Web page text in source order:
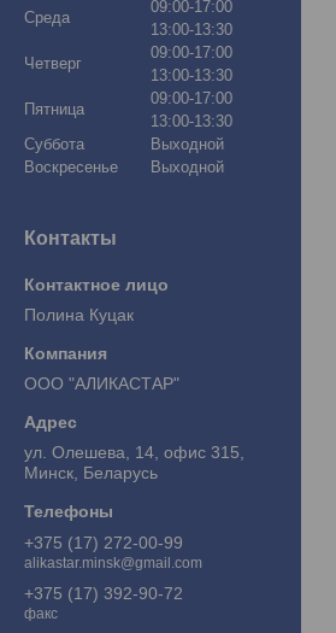
Среда
09:00-17:00
13:00-13:30
Четверг
09:00-17:00
13:00-13:30
Пятница
09:00-17:00
13:00-13:30
Суббота
Выходной
Воскресенье
Выходной
Контакты
Полина Куцак
ООО "АЛИКАСТАР"
ул. Олешева, 14, офис 315,
Минск, Беларусь
+375 (17) 272-00-99
alikastar.minsk@gmail.com
+375 (17) 392-90-72
факс